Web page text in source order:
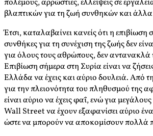
πολέμους, αρρώστιες, ελλείψεις σε
βλαπτικών για τη ζωή συνθηκών και άλλα
Έτσι, καταλαβαίνει κανείς ότι η
συνθήκες για τη συνέχιση της ζωής δεν
για όλους τους αθρώπους, δεν αντανακλά
Επιβίωση σήμερα στη Συρία είναι να
Ελλάδα να έχεις και αύριο δουλειά. Από
για την πλειονότητα του πληθυσμού της
είναι αύριο να έχεις φαΐ, ενώ για
Wall Street να έχουν εξαφανίσει αύριο
ώστε να μπορούν να αποκομίσουν πολλά